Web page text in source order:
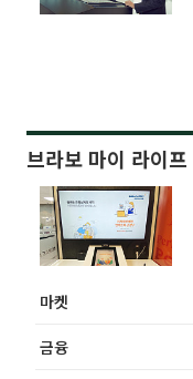
브라보 마이 라이프
마켓
금융